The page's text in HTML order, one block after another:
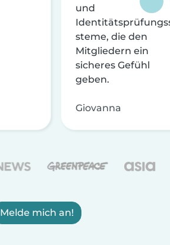
und
steme, die den
Mitgliedern ein
sicheres Gefühl
geben.
Giovanna
Melde mich an!